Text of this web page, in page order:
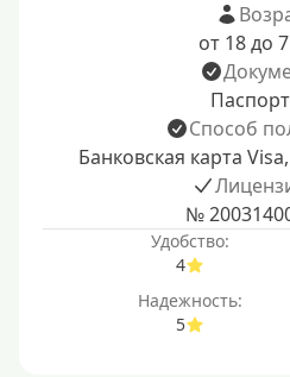
от 18 до
Способ
Банковская карта
№
Удобство:
4
Надежность:
5